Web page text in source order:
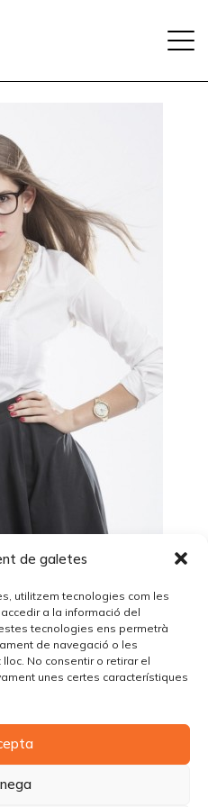
de galetes
utilitzem tecnologies com les
a la informació del
tecnologies ens permetrà
de navegació o les
No consentir o retirar el
unes certes característiques
para publicar un
Agency
de cookies